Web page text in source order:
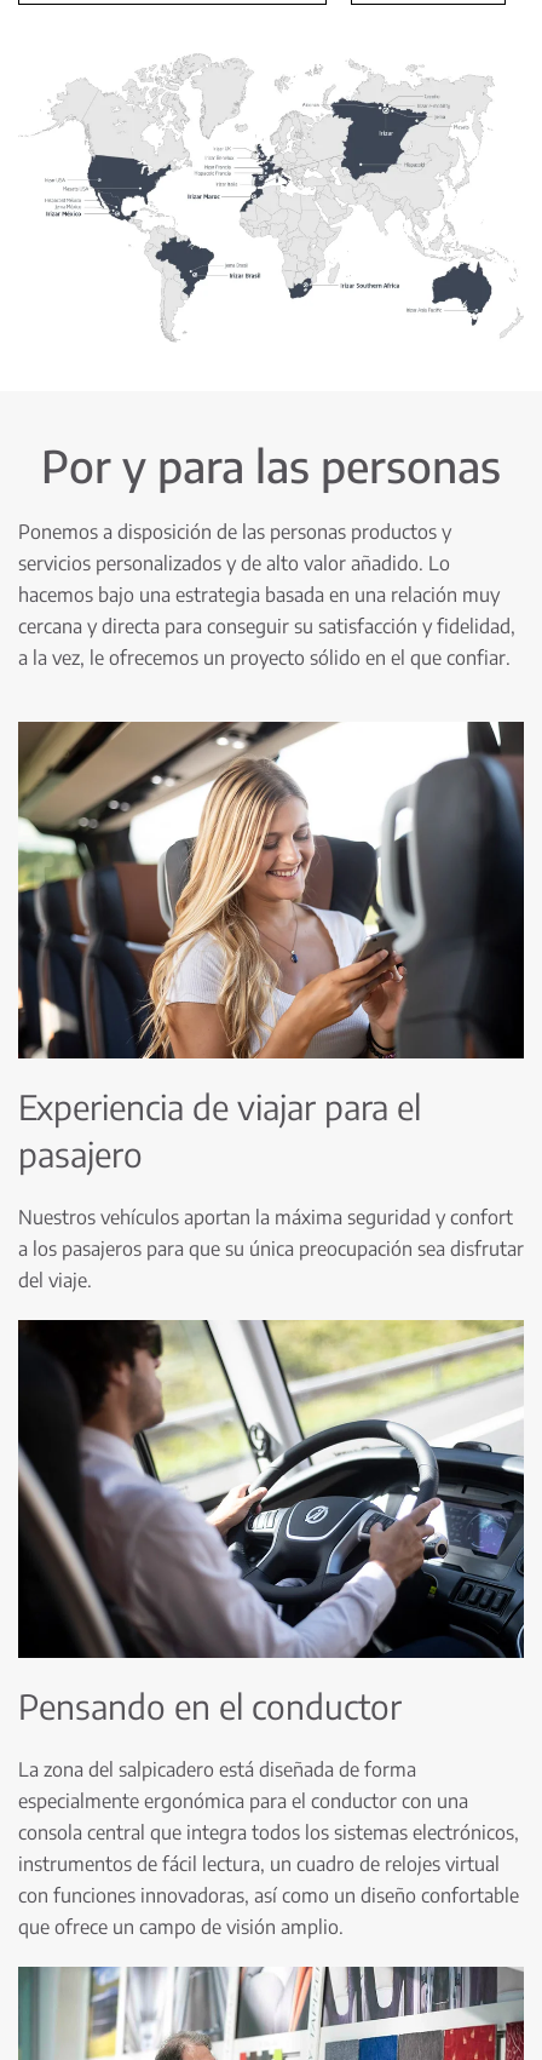
Por y para las personas
Ponemos a disposición de las personas productos y
servicios personalizados y de alto valor añadido. Lo
hacemos bajo una estrategia basada en una relación muy
cercana y directa para conseguir su satisfacción y fidelidad,
a la vez, le ofrecemos un proyecto sólido en el que confiar.
Experiencia de viajar para el
pasajero
Nuestros vehículos aportan la máxima seguridad y confort
a los pasajeros para que su única preocupación sea disfrutar
del viaje.
Pensando en el conductor
La zona del salpicadero está diseñada de forma
especialmente ergonómica para el conductor con una
consola central que integra todos los sistemas electrónicos,
instrumentos de fácil lectura, un cuadro de relojes virtual
con funciones innovadoras, así como un diseño confortable
que ofrece un campo de visión amplio.